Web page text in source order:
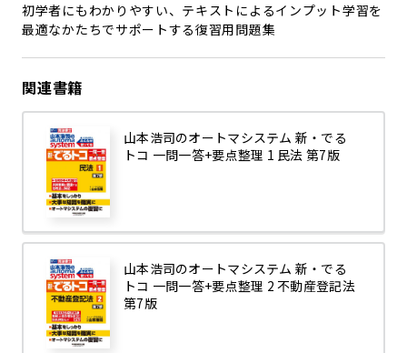
初学者にもわかりやすい、テキストによるインプット学習を
最適なかたちでサポートする復習用問題集
関連書籍
山本浩司のオートマシステム 新・でる
トコ 一問一答+要点整理 1 民法 第7版
山本浩司のオートマシステム 新・でる
トコ 一問一答+要点整理 2 不動産登記法
第7版